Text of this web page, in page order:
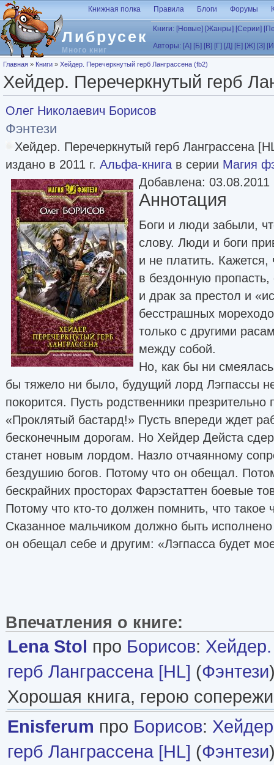
Перейти к основному содержанию
Либрусек
Много книг
Книжная полка Правила Блоги Форумы
Книги: [Новые] [Жанры] [Серии]
Авторы: [А] [Б] [В] [Г] [Д] [Е] [Ж] [З]
Вы здесь
Главная » Книги » Хейдер. Перечеркнутый герб Ланграссена (fb2)
Хейдер. Перечеркнутый герб
Олег Николаевич Борисов
Фэнтези
Хейдер. Перечеркнутый герб Ланграссена
издано в 2011 г. Альфа-книга в серии Магия
Добавлена: 03.08.2011
Аннотация
Боги и люди забыли,
слову. Люди и боги
и не платить. Кажется,
в бездонную пропасть,
и драк за престол и
бесстрашных
только с другими
между собой.
Но, как бы ни
бы тяжело ни было, будущий лорд Лэгпассы
покорится. Пусть родственники
«Проклятый бастард!» Пусть впереди ждет
бесконечным дорогам. Но Хейдер Дейста
станет новым лордом. Назло отчаянному
бездушию богов. Потому что он обещал.
бескрайних просторах Фарэстаттен боевые
Потому что кто-то должен помнить, что такое
Сказанное мальчиком должно быть
он обещал себе и другим: «Лэгпасса будет
Впечатления о книге:
Lena Stol про Борисов:
герб Ланграссена [HL] (Фэнтези
Хорошая книга, герою
Enisferum про Борисов:
герб Ланграссена [HL] (Фэнтези